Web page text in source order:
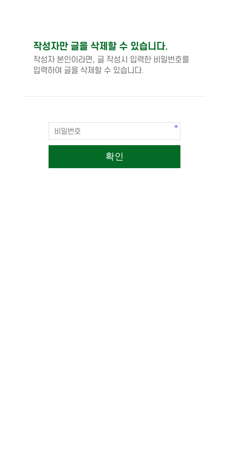
작성자만 글을 삭제할 수 있습니다.
작성자 본인이라면, 글 작성시 입력한 비밀번호를
입력하여 글을 삭제할 수 있습니다.